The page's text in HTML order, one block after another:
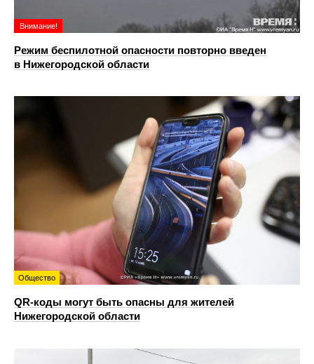
Внимание!
Режим беспилотной опасности повторно введен
в Нижегородской области
Общество
QR-коды могут быть опасны для жителей
Нижегородской области